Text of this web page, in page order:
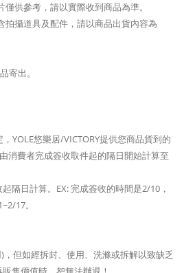
供參考，請以實際收到商品為準。
拍攝道具及配件，請以商品出貨內容為
寄出。
YOLE悠樂居/VICTORY提供您商品貨到的
消費者完成簽收取件起的隔日開始計算至
隔日計算。EX: 完成簽收的時間是2/10，
17。
但如經拆封、使用、洗滌或拆解以致缺乏